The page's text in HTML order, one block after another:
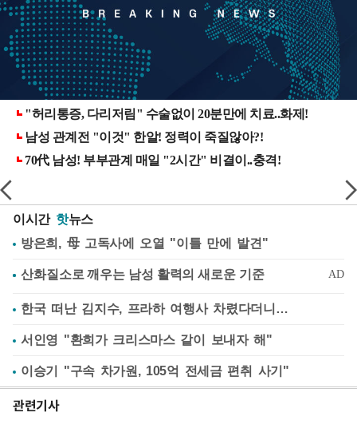
이시간 핫뉴스
방은희, 母 고독사에 오열 "이틀 만에 발견"
한국 떠난 김지수, 프라하 여행사 차렸다더니…
서인영 "환희가 크리스마스 같이 보내자 해"
이승기 "구속 차가원, 105억 전세금 편취 사기"
관련기사